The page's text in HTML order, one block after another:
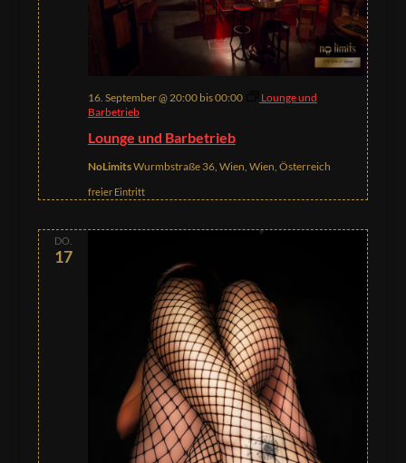
Lounge und Barbetrieb
16. September @ 20:00bis00:00
Lounge und
Barbetrieb
NoLimitsWurmbstraße 36, Wien, Wien, Österreich
freier Eintritt
DO.
17